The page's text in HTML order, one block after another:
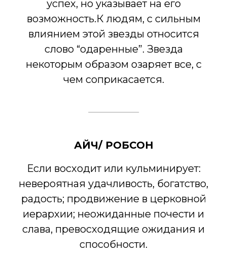
успех, но указывает на его
возможность.К людям, с сильным
влиянием этой звезды относится
слово “одаренные”. Звезда
некоторым образом озаряет все, с
чем соприкасается.
АЙЧ/ РОБСОН
Если восходит или кульминирует:
невероятная удачливость, богатство,
радость; продвижение в церковной
иерархии; неожиданные почести и
слава, превосходящие ожидания и
способности.